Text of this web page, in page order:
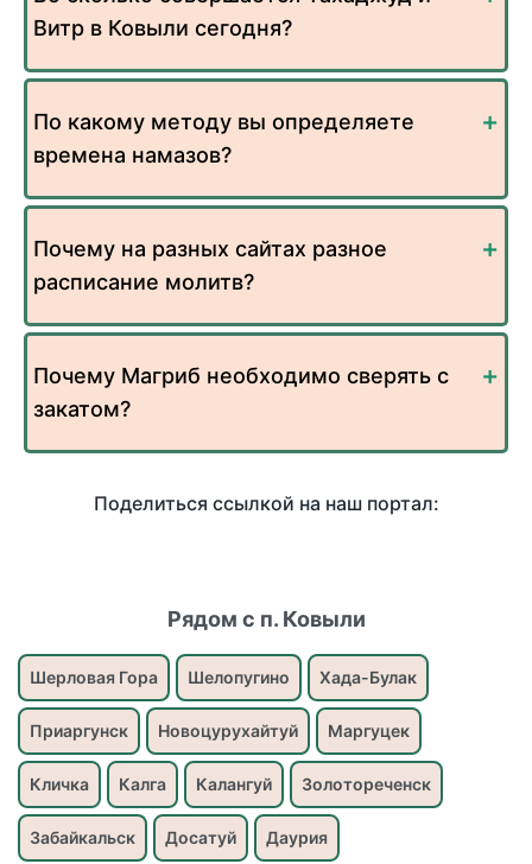
Витр в Ковыли сегодня?
По какому методу вы определяете
времена намазов?
Почему на разных сайтах разное
расписание молитв?
Почему Магриб необходимо сверять с
закатом?
Поделиться ссылкой на наш портал:
Рядом с п. Ковыли
Шерловая Гора Шелопугино Хада-Булак
Приаргунск Новоцурухайтуй Маргуцек
Кличка Калга Калангуй Золотореченск
Забайкальск Досатуй Даурия